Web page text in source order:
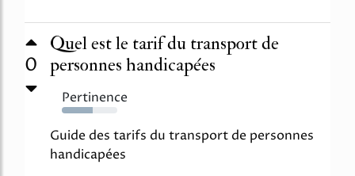
0
Quel est le tarif du transport de
personnes handicapées
Pertinence
56%
Guide des tarifs du transport de personnes
handicapées